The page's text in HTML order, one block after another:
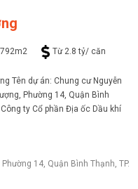
Từ 2.8 tỷ/ căn
Tên dự án: Chung cư Nguyễn
Phường 14, Quận Bình
ty Cổ phần Địa ốc Dầu khí
14, Quận Bình Thạnh, TP.